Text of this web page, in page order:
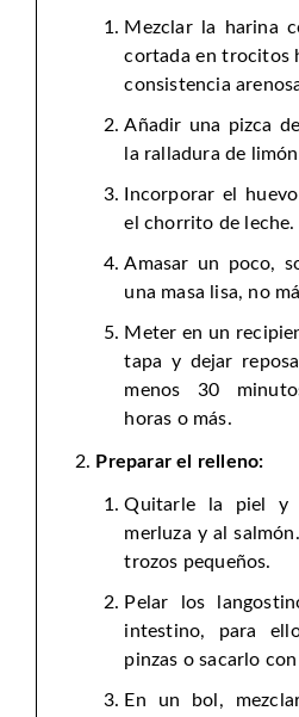
Mezclar la harina
cortada en trocitos
consistencia
Añadir una pizca
la ralladura de
Incorporar el
el chorrito de leche.
Amasar un poco,
una masa lisa, no
Meter en un
tapa y dejar
menos 30
horas o más.
Preparar el relleno:
Quitarle la piel y
merluza y al
trozos pequeños.
Pelar los
intestino, para
pinzas o sacarlo
En un bol,